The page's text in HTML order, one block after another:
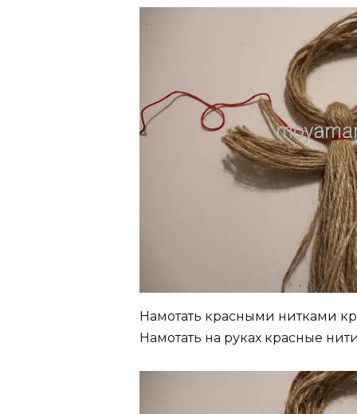
Намотать красными нитками
Намотать на руках красные